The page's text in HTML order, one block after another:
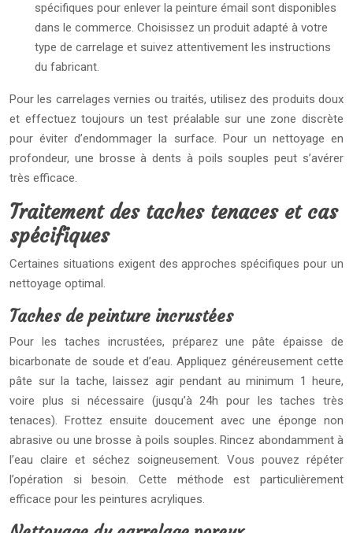
spécifiques pour enlever la peinture émail sont disponibles
dans le commerce. Choisissez un produit adapté à votre
type de carrelage et suivez attentivement les instructions
du fabricant.
Pour les carrelages vernies ou traités, utilisez des produits doux
et effectuez toujours un test préalable sur une zone discrète
pour éviter d’endommager la surface. Pour un nettoyage en
profondeur, une brosse à dents à poils souples peut s’avérer
très efficace.
Traitement des taches tenaces et cas
spécifiques
Certaines situations exigent des approches spécifiques pour un
nettoyage optimal.
Taches de peinture incrustées
Pour les taches incrustées, préparez une pâte épaisse de
bicarbonate de soude et d’eau. Appliquez généreusement cette
pâte sur la tache, laissez agir pendant au minimum 1 heure,
voire plus si nécessaire (jusqu’à 24h pour les taches très
tenaces). Frottez ensuite doucement avec une éponge non
abrasive ou une brosse à poils souples. Rincez abondamment à
l’eau claire et séchez soigneusement. Vous pouvez répéter
l’opération si besoin. Cette méthode est particulièrement
efficace pour les peintures acryliques.